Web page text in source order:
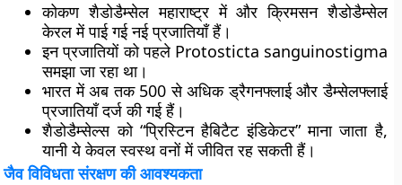
कोकण शैडोडैम्सेल महाराष्ट्र में और क्रिमसन शैडोडैम्सेल
केरल में पाई गई नई प्रजातियाँ हैं।
इन प्रजातियों को पहले Protosticta sanguinostigma
समझा जा रहा था।
भारत में अब तक 500 से अधिक ड्रैगनफ्लाई और डैम्सेलफ्लाई
प्रजातियाँ दर्ज की गई हैं।
शैडोडैम्सेल्स को “प्रिस्टिन हैबिटैट इंडिकेटर” माना जाता है,
यानी ये केवल स्वस्थ वनों में जीवित रह सकती हैं।
जैव विविधता संरक्षण की आवश्यकता